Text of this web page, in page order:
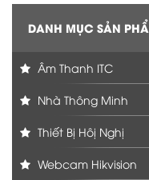
DANH MỤC SẢN
Âm Thanh ITC
Nhà Thông Minh
Thiết Bị Hôị Nghị
Webcam Hikvision